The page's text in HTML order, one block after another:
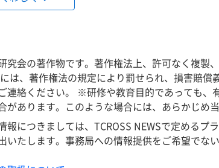
究会の著作物です。著作権法上、許可なく複製
は、著作権法の規定により罰せられ、損害賠
連絡ください。 ※研修や教育目的であっても
があります。このような場合には、あらかじめ
報につきましては、TCROSS NEWSで定める
いたします。事務局への情報提供をご希望でない